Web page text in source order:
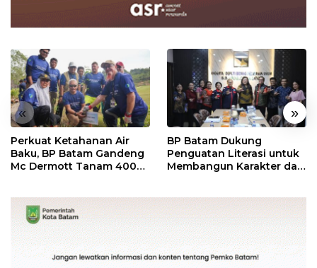
« »
Perkuat Ketahanan Air
Baku, BP Batam Gandeng
Mc Dermott Tanam 400
BP Batam Dukung
Penguatan Literasi untuk
Membangun Karakter dan